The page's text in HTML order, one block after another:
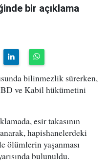
bir açıklama
bilinmezlik sürerken,
ve Kabil hükümetini
esir takasının
hapishanelerdeki
ölümlerin yaşanması
bulunuldu.